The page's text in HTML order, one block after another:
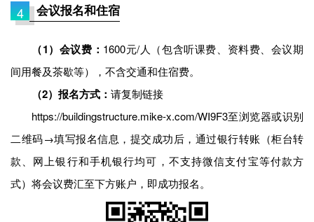
4 会议报名和住宿
（1）会议费： 1600元/人（包含听课费、资料费、会议期
间用餐及茶歇等），不含交通和住宿费。
（2）报名方式 ： 请复制链接
https://buildingstructure.mike-x.com/WI9F3至浏览器或识别
二维码→填写报名信息，提交成功后，通过银行转账（柜台转
款、网上银行和手机银行均可，不支持微信支付宝等付款方
式）将会议费汇至下方账户，即成功报名。